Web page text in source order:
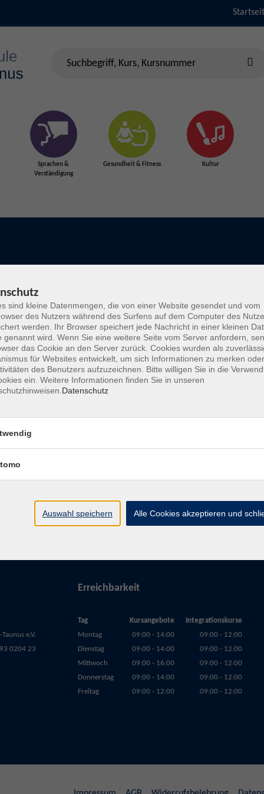
Sprachen &
Verständigung
Gesundheit & Fitness Kultur
Wochentage
e.V.
0204 23
Erreichbarkeit
Tag Kursangebote
Integrationskurse
Montag
09:00 - 14:00
09:00 - 12:00
Dienstag
09:00 - 14:00
09:00 - 12:00
Mittwoch
09:00 - 16:00
09:00 - 12:00
Donnerstag
09:00 - 14:00
09:00 - 12:00
Freitag
09:00 - 12:00 09:00 - 12:00
sind kleine Datenmengen, die von einer Website gesendet und vom
des Nutzers während des Surfens auf dem Computer des
werden. Ihr Browser speichert jede Nachricht in einer kleinen
genannt wird. Wenn Sie eine weitere Seite vom Server anfordern,
das Cookie an den Server zurück. Cookies wurden als
für Websites entwickelt, um sich Informationen zu merken
des Benutzers aufzuzeichnen. Bitte willigen Sie in die
ein. Weitere Informationen finden Sie in unseren
Datenschutz
Auswahl speichern Alle Cookies akzeptieren und